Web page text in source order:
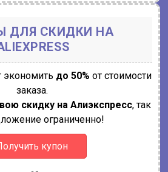
ДЛЯ СКИДКИ НА
экономить до 50% от стоимости
заказа.
скидку на Алиэкспресс, так
ограниченно!
купон